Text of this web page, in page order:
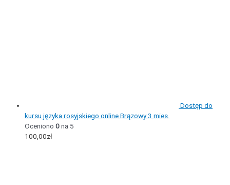
Dostęp do
kursu języka rosyjskiego online Brązowy 3 mies.
Oceniono 0na 5
100,00zł